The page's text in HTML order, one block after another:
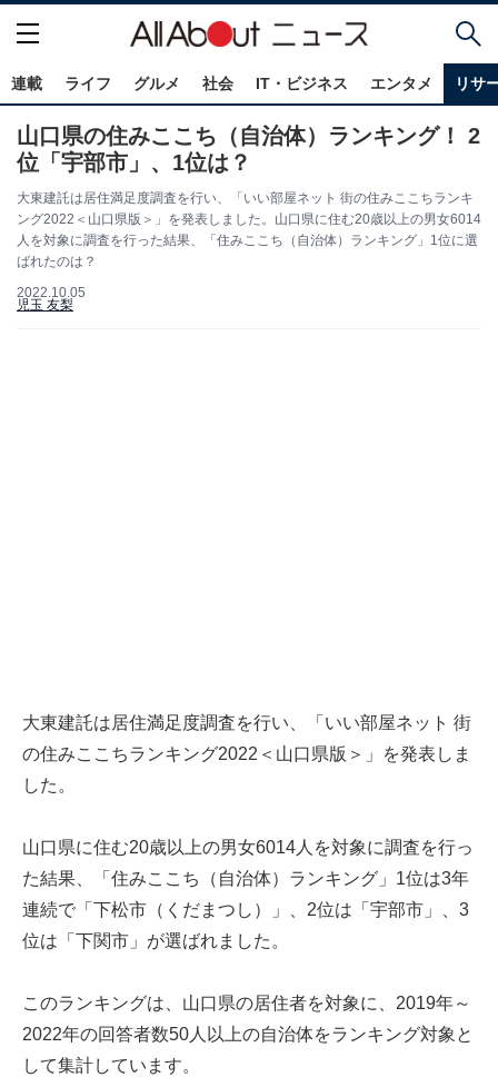
連載 ライフ グルメ 社会 IT・ビジネス エンタメ リサ
山口県の住みここち（自治体）ランキング！ 2
位「宇部市」、1位は？
大東建託は居住満足度調査を行い、「いい部屋ネット 街の住みここちランキ
ング2022＜山口県版＞」を発表しました。山口県に住む20歳以上の男女6014
人を対象に調査を行った結果、「住みここち（自治体）ランキング」1位に選
ばれたのは？
2022.10.05
児玉 友梨
大東建託は居住満足度調査を行い、「いい部屋ネット 街
の住みここちランキング2022＜山口県版＞」を発表しま
した。
山口県に住む20歳以上の男女6014人を対象に調査を行っ
た結果、「住みここち（自治体）ランキング」1位は3年
連続で「下松市（くだまつし）」、2位は「宇部市」、3
位は「下関市」が選ばれました。
このランキングは、山口県の居住者を対象に、2019年～
2022年の回答者数50人以上の自治体をランキング対象と
して集計しています。